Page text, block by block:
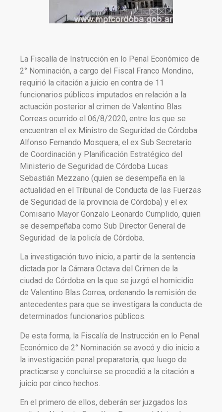
La Fiscalía de Instrucción en lo Penal Económico de
2° Nominación, a cargo del Fiscal Franco Mondino,
requirió la citación a juicio en contra de 11
funcionarios públicos imputados en relación a la
actuación posterior al crimen de Valentino Blas
Correas ocurrido el 06/8/2020, entre los que se
encuentran el ex Ministro de Seguridad de Córdoba
Alfonso Fernando Mosquera; el ex Sub Secretario
de Coordinación y Planificación Estratégico del
Ministerio de Seguridad de Córdoba Lucas
Sebastián Mezzano (quien se desempeña en la
actualidad en el Tribunal de Conducta de las Fuerzas
de Seguridad de la provincia de Córdoba) y el ex
Comisario Mayor Gonzalo Leonardo Cumplido, quien
se desempeñaba como Sub Director General de
Seguridad de la policía de Córdoba.
La investigación tuvo inicio, a partir de la sentencia
dictada por la Cámara Octava del Crimen de la
ciudad de Córdoba en la que se juzgó el homicidio
de Valentino Blas Correa, ordenando la remisión de
antecedentes para que se investigara la conducta de
determinados funcionarios públicos.
De esta forma, la Fiscalía de Instrucción en lo Penal
Económico de 2° Nominación se avocó y dio inicio a
la investigación penal preparatoria, que luego de
practicarse y concluirse se procedió a la citación a
juicio por cinco hechos.
En el primero de ellos, deberán ser juzgados los